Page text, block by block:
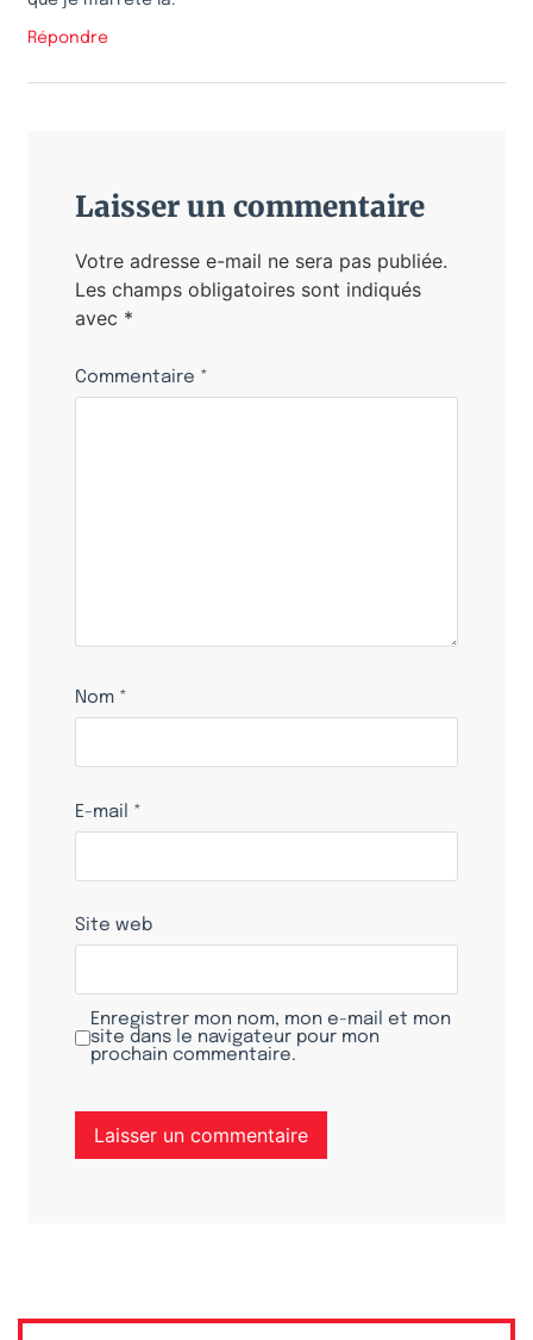
Répondre
Laisser un commentaire
Votre adresse e-mail ne sera pas publiée.
Les champs obligatoires sont indiqués
avec *
Commentaire *
Nom *
E-mail *
Site web
Enregistrer mon nom, mon e-mail et mon
site dans le navigateur pour mon
prochain commentaire.